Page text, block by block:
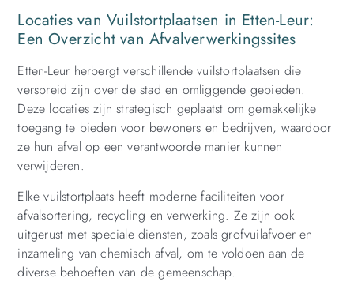
Locaties van Vuilstortplaatsen in Etten-Leur:
Een Overzicht van Afvalverwerkingssites
Etten-Leur herbergt verschillende vuilstortplaatsen die
verspreid zijn over de stad en omliggende gebieden.
Deze locaties zijn strategisch geplaatst om gemakkelijke
toegang te bieden voor bewoners en bedrijven, waardoor
ze hun afval op een verantwoorde manier kunnen
verwijderen.
Elke vuilstortplaats heeft moderne faciliteiten voor
afvalsortering, recycling en verwerking. Ze zijn ook
uitgerust met speciale diensten, zoals grofvuilafvoer en
inzameling van chemisch afval, om te voldoen aan de
diverse behoeften van de gemeenschap.